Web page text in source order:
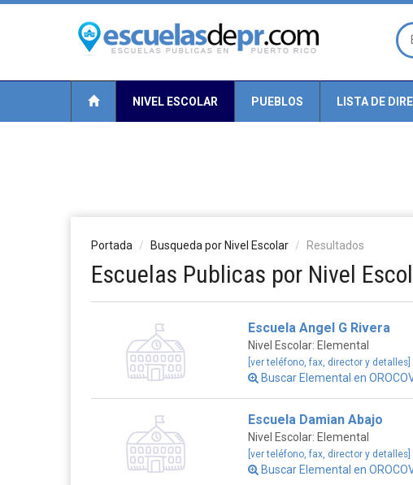
NIVEL ESCOLAR PUEBLOS LISTA DE
Portada Busqueda por Nivel Escolar Resultados
Escuelas Publicas por Nivel
Escuela Angel G Rivera
Nivel Escolar: Elemental
[ver teléfono, fax, director y detalles]
Buscar Elemental en
Escuela Damian Abajo
Nivel Escolar: Elemental
[ver teléfono, fax, director y detalles]
Buscar Elemental en